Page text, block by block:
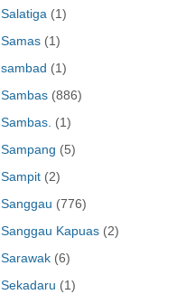
Salatiga (1)
Samas (1)
sambad (1)
Sambas (886)
Sambas. (1)
Sampang (5)
Sampit (2)
Sanggau (776)
Sanggau Kapuas (2)
Sarawak (6)
Sekadaru (1)